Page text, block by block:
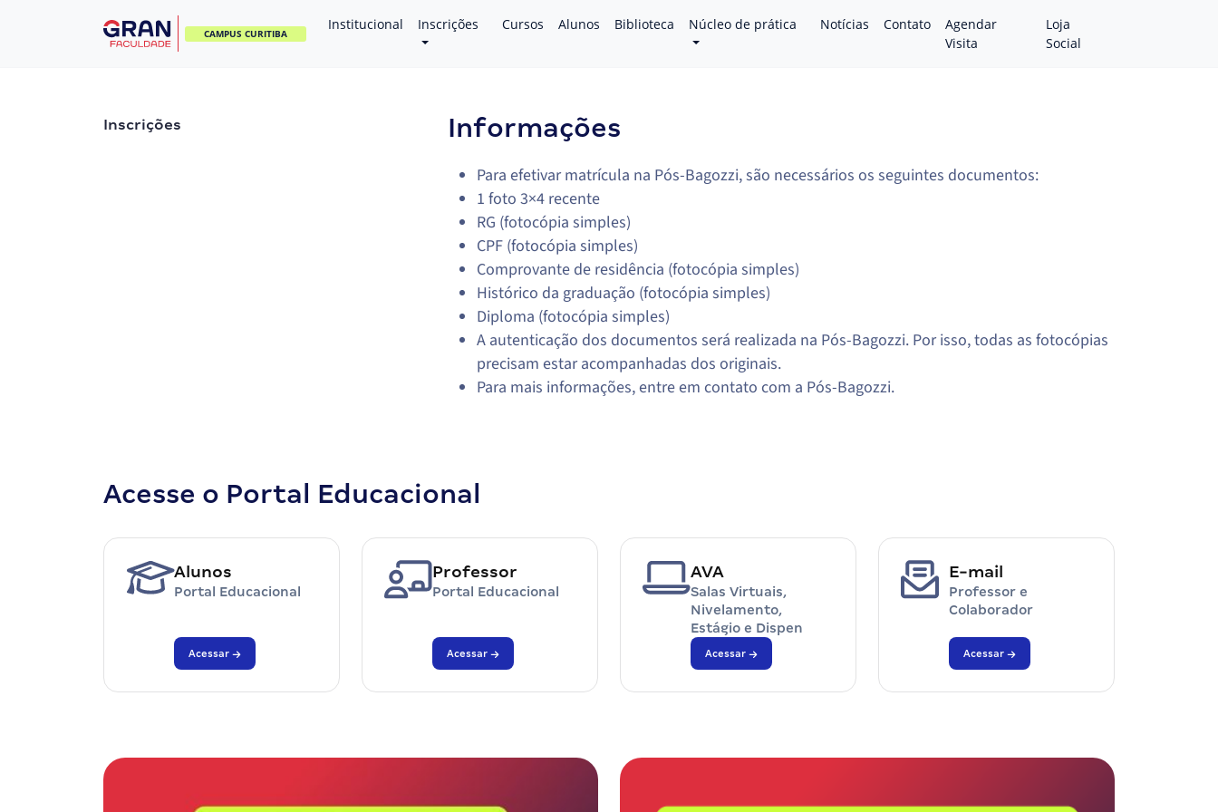
CAMPUS CURITIBA
Institucional Inscrições Cursos Alunos Biblioteca Núcleo de prática Notícias Contato
Agendar
Visita
Loja
Social
Inscrições Informações
Para efetivar matrícula na Pós-Bagozzi, são necessários os seguintes documentos:
1 foto 3×4 recente
RG (fotocópia simples)
CPF (fotocópia simples)
Comprovante de residência (fotocópia simples)
Histórico da graduação (fotocópia simples)
Diploma (fotocópia simples)
A autenticação dos documentos será realizada na Pós-Bagozzi. Por isso, todas as fotocópias
precisam estar acompanhadas dos originais.
Para mais informações, entre em contato com a Pós-Bagozzi.
Acesse o Portal Educacional
Alunos
Portal Educacional
Acessar
Professor
Portal Educacional
Acessar
AVA
Salas Virtuais,
Nivelamento,
Estágio e Dispen
Acessar
E-mail
Professor e
Colaborador
Acessar